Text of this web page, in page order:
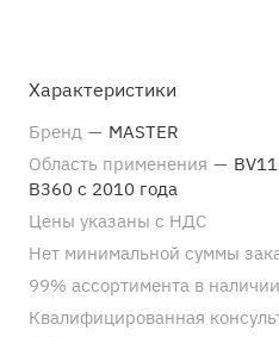
Характеристики
Бренд — MASTER
Область применения —
B360 с 2010 года
Цены указаны с НДС
Нет минимальной суммы
99% ассортимента в наличии
Квалифицированная